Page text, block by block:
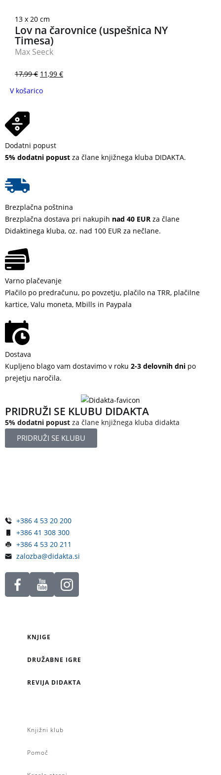
13 x 20 cm
Lov na čarovnice (uspešnica NY
Timesa)
Max Seeck
17,99€ 11,99 €
V košarico
Dodatni popust
5% dodatni popust za člane knjižnega kluba DIDAKTA.
Brezplačna poštnina
Brezplačna dostava pri nakupih nad 40 EUR za člane
Didaktinega kluba, oz. nad 100 EUR za nečlane.
Varno plačevanje
Plačilo po predračunu, po povzetju, plačilo na TRR, plačilne
kartice, Valu moneta, Mbills in Paypala
Dostava
Kupljeno blago vam dostavimo v roku 2-3 delovnih dni po
prejetju naročila.
PRIDRUŽI SE KLUBU DIDAKTA
5% dodatni popust za člane knjižnega kluba didakta
PRIDRUŽI SE KLUBU
+386 4 53 20 200
+386 41 308 300
+386 4 53 20 211
zalozba@didakta.si
KNJIGE
DRUŽABNE IGRE
REVIJA DIDAKTA
Knjižni klub
Pomoč